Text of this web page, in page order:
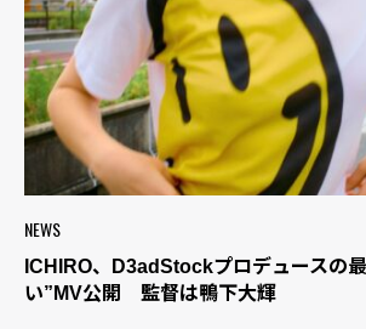
NEWS
ICHIRO、D3adStockプロデュースの
い”MV公開 監督は鴨下大輝